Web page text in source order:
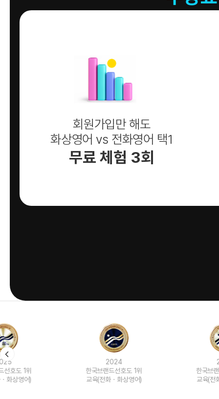
회원가입만 해도
화상영어 vs 전화영어 택1
무료 체험 3회
한국브랜드선호도 1위
교육(전화ㆍ화상영어)
한국브랜드선호도 1위
교육(전화ㆍ화상영어)